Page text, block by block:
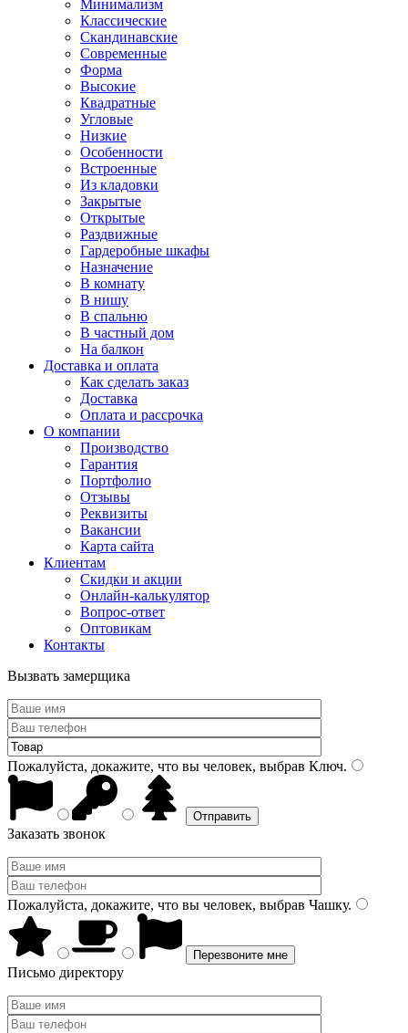
Минимализм
Классические
Скандинавские
Современные
Форма
Высокие
Квадратные
Угловые
Низкие
Особенности
Встроенные
Из кладовки
Закрытые
Открытые
Раздвижные
Гардеробные шкафы
Назначение
В комнату
В нишу
В спальню
В частный дом
На балкон
Доставка и оплата
Как сделать заказ
Доставка
Оплата и рассрочка
О компании
Производство
Гарантия
Портфолио
Отзывы
Реквизиты
Вакансии
Карта сайта
Клиентам
Скидки и акции
Онлайн-калькулятор
Вопрос-ответ
Оптовикам
Контакты
Вызвать замерщика
Пожалуйста, докажите, что вы человек, выбрав Ключ.
Заказать звонок
Пожалуйста, докажите, что вы человек, выбрав Чашку.
Письмо директору